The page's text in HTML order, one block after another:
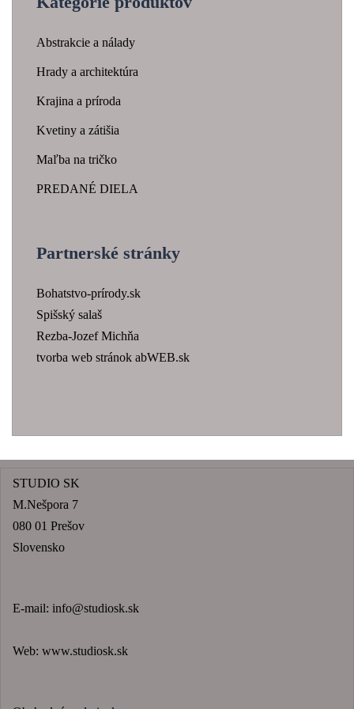
Abstrakcie a nálady
Hrady a architektúra
Krajina a príroda
Kvetiny a zátišia
Maľba na tričko
PREDANÉ DIELA
Partnerské stránky
Bohatstvo-prírody.sk
Spišský salaš
Rezba-Jozef Michňa
tvorba web stránok abWEB.sk
STUDIO SK
M.Nešpora 7
080 01 Prešov
Slovensko
E-mail: info@studiosk.sk
Web: www.studiosk.sk